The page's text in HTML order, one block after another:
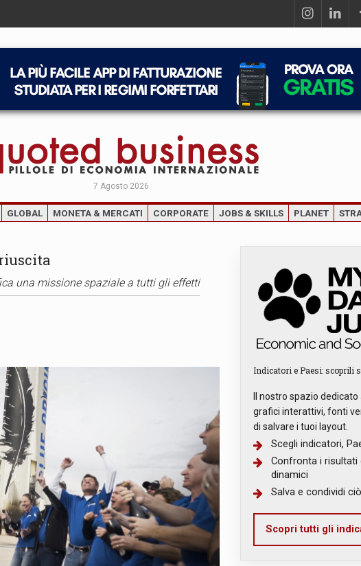
7 Agosto 2026
GLOBAL MONETA & MERCATI CORPORATE JOBS & SKILLS PLANET
una missione spaziale a tutti gli effetti
Indicatori e Paesi: scoprili
Il nostro spazio
grafici interattivi, fonti
di salvare i tuoi layout.
Scegli indicatori,
Confronta i risultati
dinamici
Salva e condividi
Scopri tutti gli